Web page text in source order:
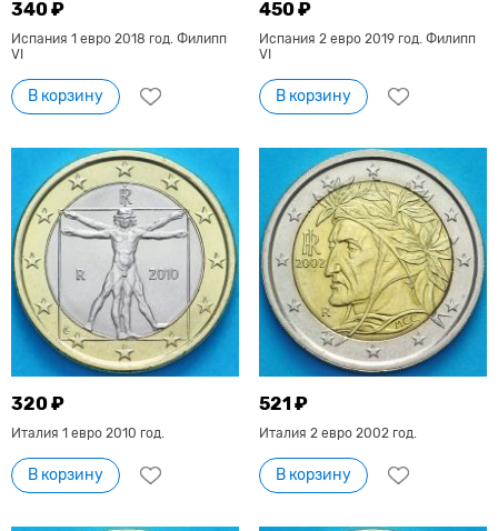
340 ₽
Испания 1 евро 2018 год. Филипп
VI
В корзину
450 ₽
Испания 2 евро 2019 год. Филипп
VI
В корзину
320 ₽
Италия 1 евро 2010 год.
В корзину
521 ₽
Италия 2 евро 2002 год.
В корзину